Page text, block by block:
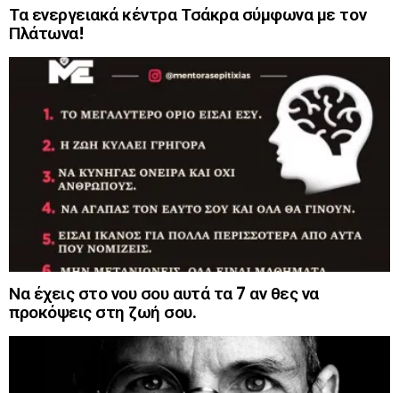
Τα ενεργειακά κέντρα Τσάκρα σύμφωνα με τον
Πλάτωνα!
Να έχεις στο νου σου αυτά τα 7 αν θες να
προκόψεις στη ζωή σου.